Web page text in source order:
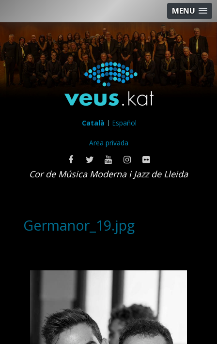
MENU
Català Español
Area privada
Cor de Música Moderna i Jazz de Lleida
Germanor_19.jpg